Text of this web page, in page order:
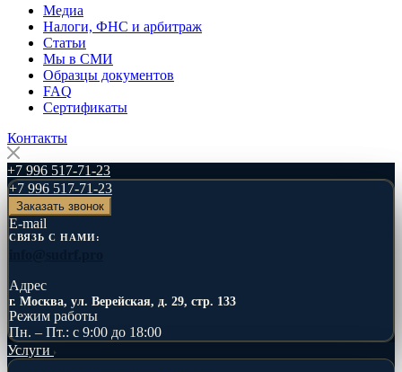
Медиа
Налоги, ФНС и арбитраж
Статьи
Мы в СМИ
Образцы документов
FAQ
Сертификаты
Контакты
+7 996 517-71-23
+7 996 517-71-23
Заказать звонок
E-mail
СВЯЗЬ С НАМИ:
Адрес
г. Москва, ул. Верейская, д. 29, стр. 133
Режим работы
Пн. – Пт.: с 9:00 до 18:00
Услуги